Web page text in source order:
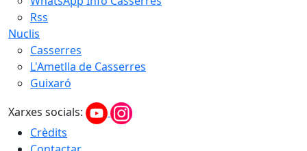
Rss
Nuclis
Casserres
L'Ametlla de Casserres
Guixaró
Xarxes socials:
Crèdits